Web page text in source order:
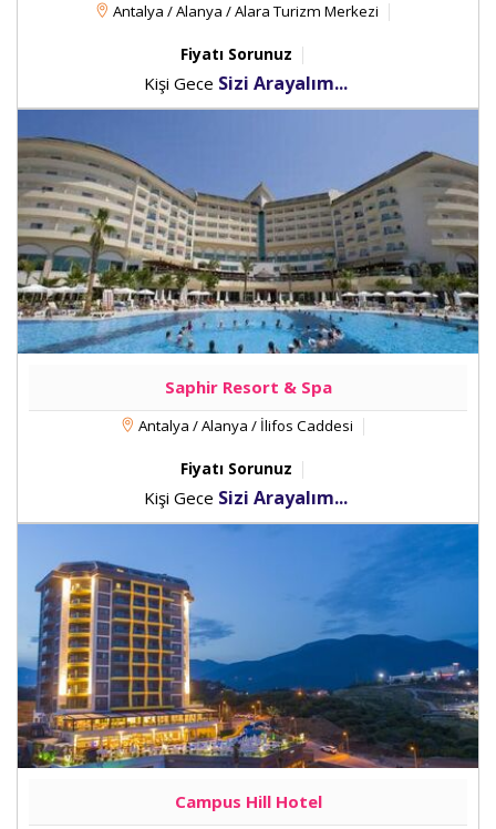
Antalya / Alanya / Alara Turizm Merkezi
Fiyatı Sorunuz
Kişi Gece Sizi Arayalım...
Saphir Resort & Spa
Antalya / Alanya / İlifos Caddesi
Fiyatı Sorunuz
Kişi Gece Sizi Arayalım...
Campus Hill Hotel